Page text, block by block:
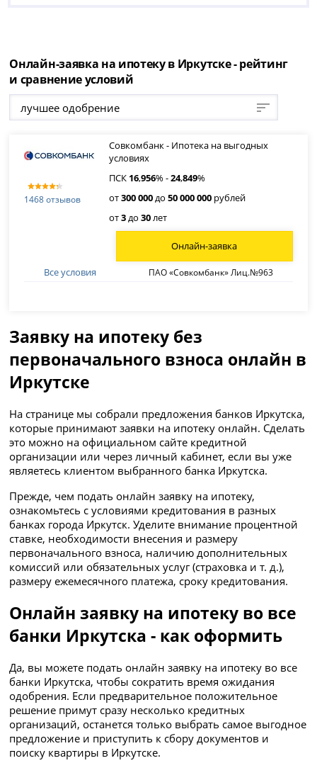
Онлайн-заявка на ипотеку в Иркутске - рейтинг
и сравнение условий
лучшее одобрение
1468 отзывов
Совкомбанк - Ипотека на выгодных
условиях
ПСК 16,956% -24,849%
от300 000до50 000 000 рублей
от3до30лет
Все условия ПАО «Совкомбанк» Лиц.№963
Онлайн-заявка
Заявку на ипотеку без
первоначального взноса онлайн в
Иркутске
На странице мы собрали предложения банков Иркутска,
которые принимают заявки на ипотеку онлайн. Сделать
это можно на официальном сайте кредитной
организации или через личный кабинет, если вы уже
являетесь клиентом выбранного банка Иркутска.
Прежде, чем подать онлайн заявку на ипотеку,
ознакомьтесь с условиями кредитования в разных
банках города Иркутск. Уделите внимание процентной
ставке, необходимости внесения и размеру
первоначального взноса, наличию дополнительных
комиссий или обязательных услуг (страховка и т. д.),
размеру ежемесячного платежа, сроку кредитования.
Онлайн заявку на ипотеку во все
банки Иркутска - как оформить
Да, вы можете подать онлайн заявку на ипотеку во все
банки Иркутска, чтобы сократить время ожидания
одобрения. Если предварительное положительное
решение примут сразу несколько кредитных
организаций, останется только выбрать самое выгодное
предложение и приступить к сбору документов и
поиску квартиры в Иркутске.